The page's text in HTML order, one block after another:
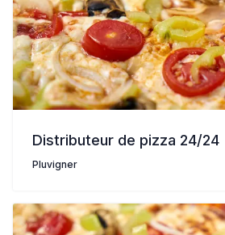
Distributeur de pizza 24/24
Pluvigner